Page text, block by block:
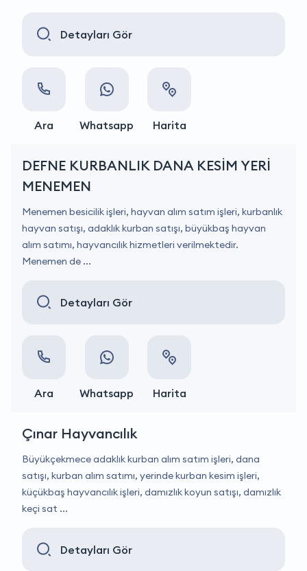
Detayları Gör
Ara Whatsapp Harita
DEFNE KURBANLIK DANA KESİM YERİ
MENEMEN
Menemen besicilik işleri, hayvan alım satım işleri, kurbanlık
hayvan satışı, adaklık kurban satışı, büyükbaş hayvan
alım satımı, hayvancılık hizmetleri verilmektedir.
Menemen de ...
Detayları Gör
Ara Whatsapp Harita
Çınar Hayvancılık
Büyükçekmece adaklık kurban alım satım işleri, dana
satışı, kurban alım satımı, yerinde kurban kesim işleri,
küçükbaş hayvancılık işleri, damızlık koyun satışı, damızlık
keçi sat ...
Detayları Gör